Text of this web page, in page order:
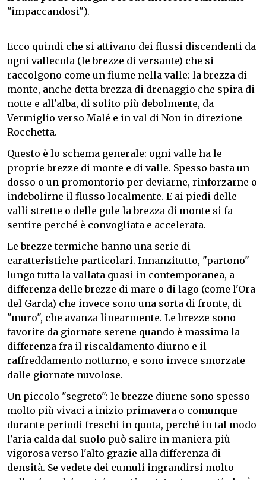
"impaccandosi").
Ecco quindi che si attivano dei flussi discendenti da
ogni vallecola (le brezze di versante) che si
raccolgono come un fiume nella valle: la brezza di
monte, anche detta brezza di drenaggio che spira di
notte e all'alba, di solito più debolmente, da
Vermiglio verso Malé e in val di Non in direzione
Rocchetta.
Questo è lo schema generale: ogni valle ha le
proprie brezze di monte e di valle. Spesso basta un
dosso o un promontorio per deviarne, rinforzarne o
indebolirne il flusso localmente. E ai piedi delle
valli strette o delle gole la brezza di monte si fa
sentire perché è convogliata e accelerata.
Le brezze termiche hanno una serie di
caratteristiche particolari. Innanzitutto, "partono"
lungo tutta la vallata quasi in contemporanea, a
differenza delle brezze di mare o di lago (come l'Ora
del Garda) che invece sono una sorta di fronte, di
"muro", che avanza linearmente. Le brezze sono
favorite da giornate serene quando è massima la
differenza fra il riscaldamento diurno e il
raffreddamento notturno, e sono invece smorzate
dalle giornate nuvolose.
Un piccolo "segreto": le brezze diurne sono spesso
molto più vivaci a inizio primavera o comunque
durante periodi freschi in quota, perché in tal modo
l'aria calda dal suolo può salire in maniera più
vigorosa verso l'alto grazie alla differenza di
densità. Se vedete dei cumuli ingrandirsi molto